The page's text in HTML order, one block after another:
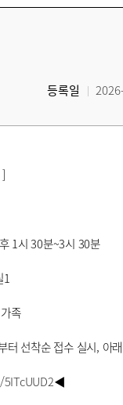
등록일
1시 30분~3시 30분
1
족
터 선착순 접수 실시, 아
◀